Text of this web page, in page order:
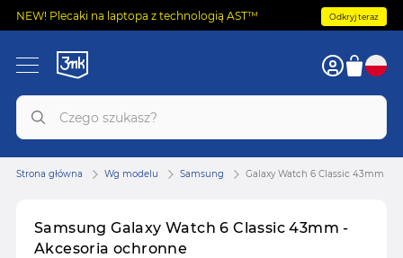
NEW! Plecaki na laptopa z technologią AST™ Odkryj teraz
Samsung Galaxy Watch 6 Classic 43mm -
Akcesoria ochronne
Strona główna Wg modelu Samsung Galaxy Watch 6 Classic 43mm